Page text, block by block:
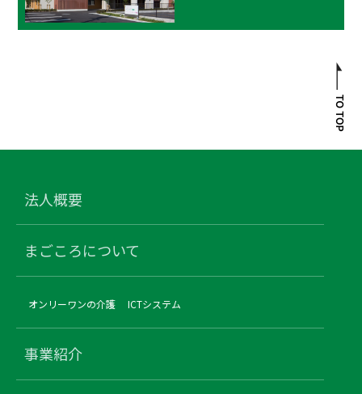
法人概要
まごころについて
オンリーワンの介護 ICTシステム
事業紹介